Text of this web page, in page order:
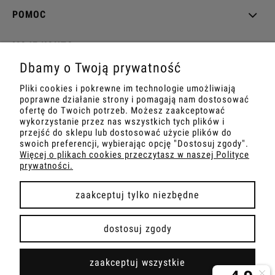
POMOC
MOJE KONTO
PŁATNOŚCI I DOSTAWA
INFORMACJE
O NAS
pokaż pełną wersję strony
Sklep internetowy Shoper Premium
Dbamy o Twoją prywatność
Pliki cookies i pokrewne im technologie umożliwiają
poprawne działanie strony i pomagają nam dostosować
ofertę do Twoich potrzeb. Możesz zaakceptować
wykorzystanie przez nas wszystkich tych plików i
przejść do sklepu lub dostosować użycie plików do
swoich preferencji, wybierając opcję "Dostosuj zgody".
Więcej o plikach cookies przeczytasz w naszej Polityce
prywatności.
zaakceptuj tylko niezbędne
dostosuj zgody
zaakceptuj wszystkie